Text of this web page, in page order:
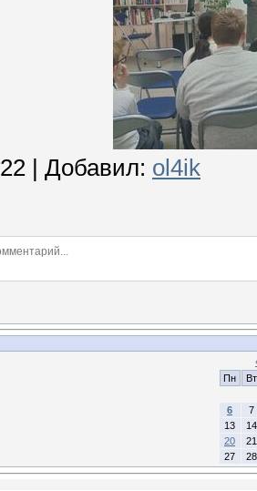
22 | Добавил: ol4ik
Пн
Вт
6
7
13
14
20
21
27
28